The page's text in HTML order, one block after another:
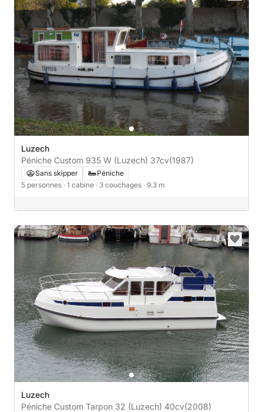
Luzech
Péniche Custom 935 W (Luzech) 37cv(1987)
Sans skipper
Péniche
5 personnes · 1 cabine · 3 couchages · 9.3 m
Luzech
Péniche Custom Tarpon 32 (Luzech) 40cv(2008)